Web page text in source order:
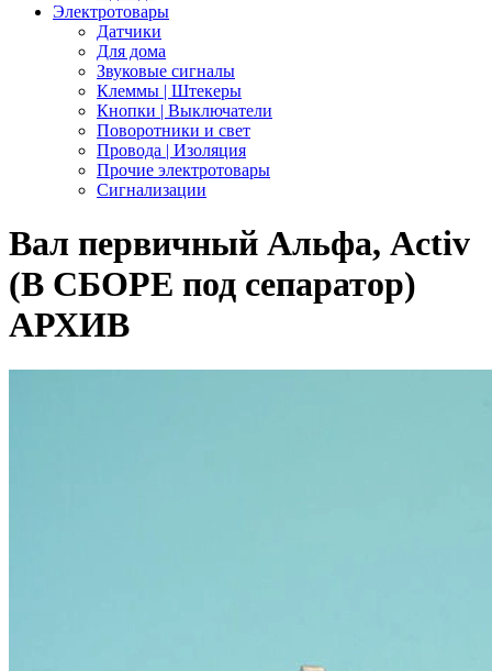
Электротовары
Датчики
Для дома
Звуковые сигналы
Клеммы | Штекеры
Кнопки | Выключатели
Поворотники и свет
Провода | Изоляция
Прочие электротовары
Сигнализации
Вал первичный Альфа, Activ
(В СБОРЕ под сепаратор)
АРХИВ